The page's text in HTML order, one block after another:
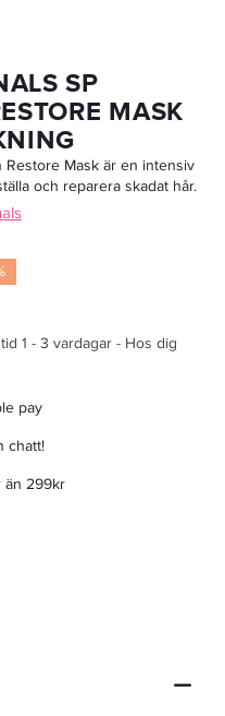
SP
MASK
Restore Mask är en intensiv
och reparera skadat hår.
1 - 3 vardagar - Hos dig
pay
chatt!
än 299kr